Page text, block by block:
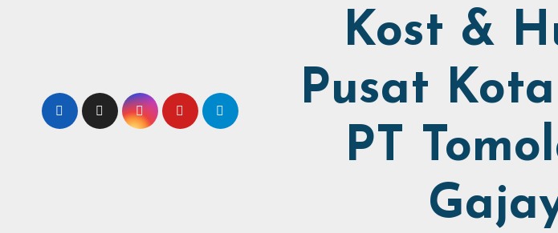
Kost &
Pusat
PT